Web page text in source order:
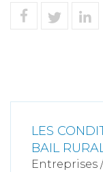
LES
BAIL
Entreprises